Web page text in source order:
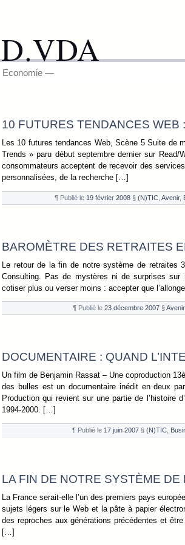
D.VDA
Economie —
10 FUTURES TENDANCES WEB
Les 10 futures tendances Web, Scène 5 Suite de
Trends » paru début septembre dernier sur Read/
consommateurs acceptent de recevoir des
personnalisées, de la recherche […]
¶ Publié le 19 février 2008 §(N)TIC ,Avenir,
BAROMÈTRE DES RETRAITES
Le retour de la fin de notre système de retraites
Consulting. Pas de mystères ni de surprises sur
cotiser plus ou verser moins : accepter que
¶ Publié le23 décembre 2007 §Avenir,
DOCUMENTAIRE : QUAND
Un film de Benjamin Rassat – Une coproduction
des bulles est un documentaire inédit en deux
Production qui revient sur une partie de l’histoire
1994-2000. […]
¶ Publié le 17 juin 2007 §(N)TIC
LA FIN DE NOTRE SYSTÈME DE
La France serait-elle l’un des premiers pays
sujets légers sur le Web et la pâte à papier
des reproches aux générations précédentes et
[…]